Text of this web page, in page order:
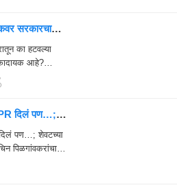
सरकारचा
लेबल
का हटवल्या
आहे?
एनर्जी
दिलं पण…;
धक्कादायक
पण…; शेवटच्या
पिळगांवकरांचा
दिग्गज अभिनेते